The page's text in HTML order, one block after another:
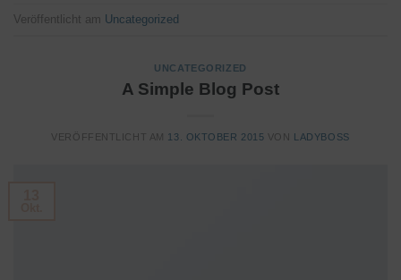
Veröffentlicht am Uncategorized
UNCATEGORIZED
A Simple Blog Post
VERÖFFENTLICHT AM 13. OKTOBER 2015 VON LADYBOSS